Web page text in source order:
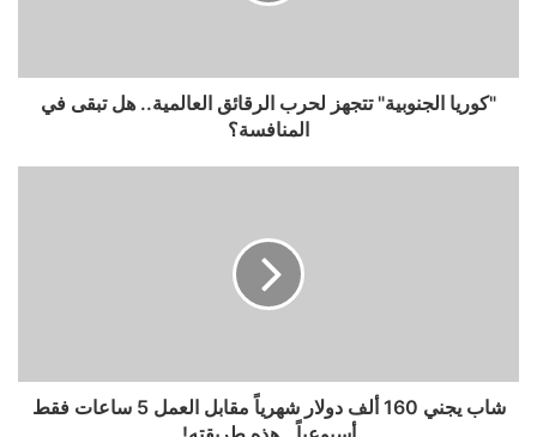
"كوريا الجنوبية" تتجهز لحرب الرقائق العالمية.. هل تبقى في
المنافسة؟
شاب يجني 160 ألف دولار شهرياً مقابل العمل 5 ساعات فقط